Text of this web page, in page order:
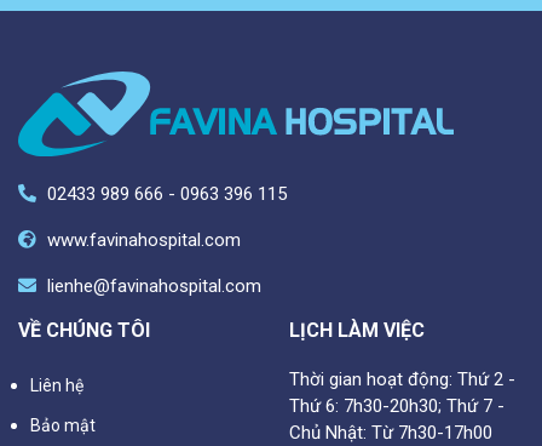
02433 989 666 - 0963 396 115
www.favinahospital.com
lienhe@favinahospital.com
VỀ CHÚNG TÔI
Liên hệ
Bảo mật
LỊCH LÀM VIỆC
Thời gian hoạt động: Thứ 2 -
Thứ 6: 7h30-20h30; Thứ 7 -
Chủ Nhật: Từ 7h30-17h00